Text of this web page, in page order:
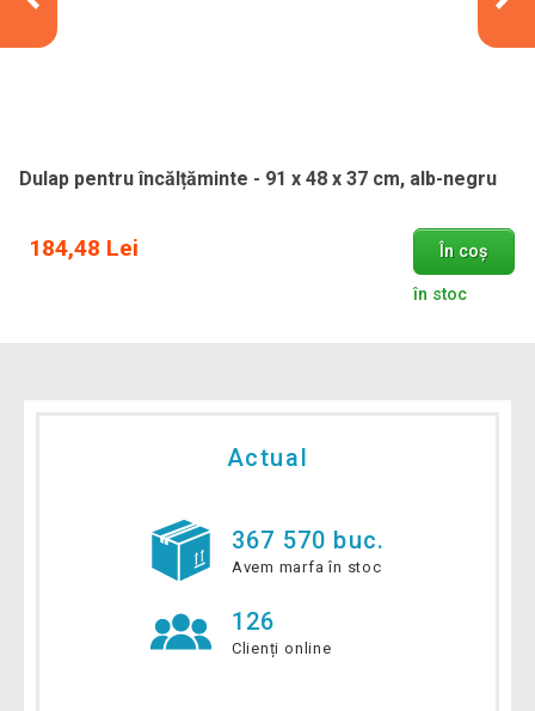
Dulap pentru încălțăminte - 91 x 48 x 37 cm, alb-negru
184,48 Lei În coș
în stoc
Actual
367 570 buc.
Avem marfa în stoc
126
Clienți online